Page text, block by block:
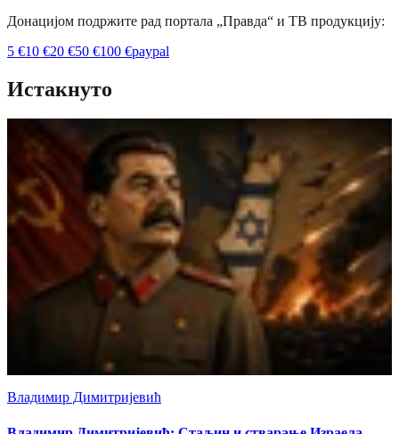
Донацијом подржите рад портала „Правда“ и ТВ продукцију:
5 €10 €20 €50 €100 €paypal
Истакнуто
Владимир Димитријевић